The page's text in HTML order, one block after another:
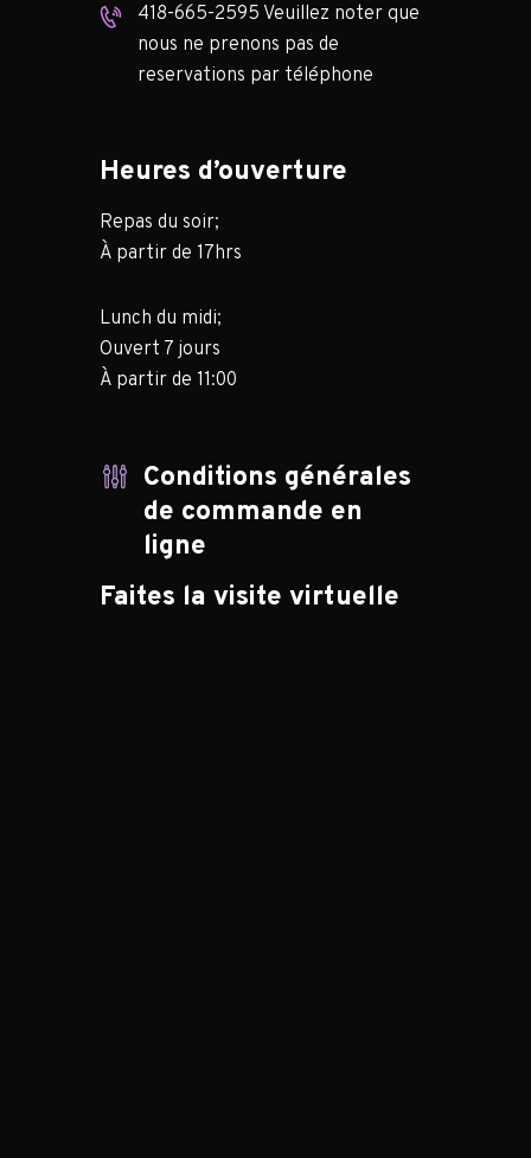
418-665-2595 Veuillez noter que
nous ne prenons pas de
reservations par téléphone
Heures d’ouverture
Repas du soir;
À partir de 17hrs
Lunch du midi;
Ouvert 7 jours
À partir de 11:00
Conditions générales
de commande en
ligne
Faites la visite virtuelle